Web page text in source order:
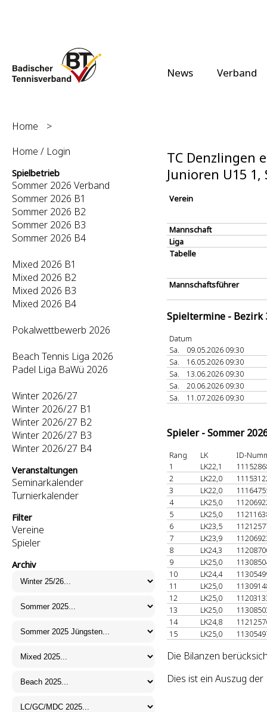
News Verband
Home
>
Home / Login
Spielbetrieb
Sommer 2026 Verband
Sommer 2026 B1
Sommer 2026 B2
Sommer 2026 B3
Sommer 2026 B4
Mixed 2026 B1
Mixed 2026 B2
Mixed 2026 B3
Mixed 2026 B4
Pokalwettbewerb 2026
Beach Tennis Liga 2026
Padel Liga BaWü 2026
Winter 2026/27
Winter 2026/27 B1
Winter 2026/27 B2
Winter 2026/27 B3
Winter 2026/27 B4
Veranstaltungen
Seminarkalender
Turnierkalender
Filter
Vereine
Spieler
Archiv
TC Denzlingen
Junioren U15 1,
Verein
Mannschaft
Liga
Tabelle
Mannschaftsführer
Spieltermine - Bezirk
Datum
Sa.
09.05.2026 09:30
Sa.
16.05.2026 09:30
Sa.
13.06.2026 09:30
Sa.
20.06.2026 09:30
Sa.
11.07.2026 09:30
Spieler - Sommer
Rang LK
ID-
1
LK22,1
2
LK22,0
3
LK22,0
4
LK25,0
5
LK25,0
6
LK23,5
7
LK23,9
8
LK24,3
9
LK25,0
10
LK24,4
11
LK25,0
12
LK25,0
13
LK25,0
14
LK24,8
15
LK25,0
Die Bilanzen
Dies ist ein Auszug